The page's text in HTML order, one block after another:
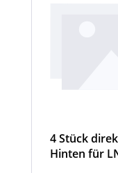
4 Stück
Hinten für